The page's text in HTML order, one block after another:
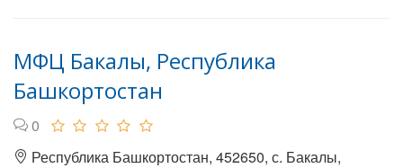
МФЦ Бакалы, Республика
Башкортостан
0
Республика Башкортостан, 452650, с. Бакалы,